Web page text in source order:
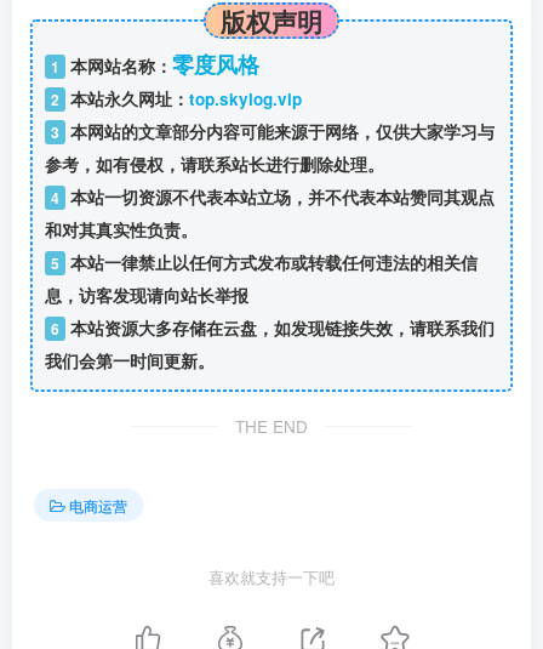
版权声明
1 本网站名称： 零度风格
2 本站永久网址： top.skylog.vip
3 本网站的文章部分内容可能来源于网络，仅供大家学习与
参考，如有侵权，请联系站长进行删除处理。
4 本站一切资源不代表本站立场，并不代表本站赞同其观点
和对其真实性负责。
5 本站一律禁止以任何方式发布或转载任何违法的相关信
息，访客发现请向站长举报
6 本站资源大多存储在云盘，如发现链接失效，请联系我们
我们会第一时间更新。
THE END
电商运营
喜欢就支持一下吧